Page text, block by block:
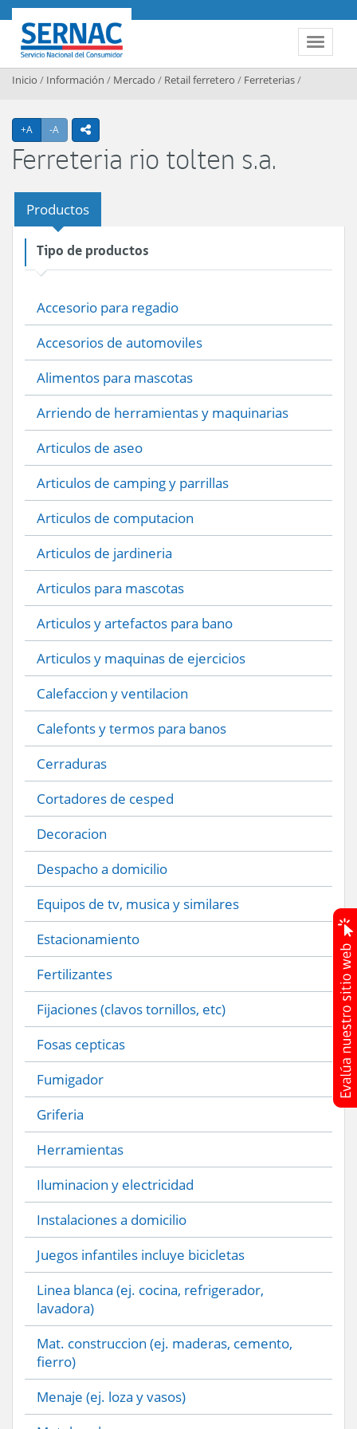
Contenido principal
Toggle
SERNAC
Inicio / Información / Mercado / Retail ferretero / Ferreterias/
+A Agrandar texto
-A Achicar textoicono compartir
Ferreteria rio tolten s.a.
Productos
Tipo de productos
Accesorio para regadio
Accesorios de automoviles
Alimentos para mascotas
Arriendo de herramientas y maquinarias
Articulos de aseo
Articulos de camping y parrillas
Articulos de computacion
Articulos de jardineria
Articulos para mascotas
Articulos y artefactos para bano
Articulos y maquinas de ejercicios
Calefaccion y ventilacion
Calefonts y termos para banos
Cerraduras
Cortadores de cesped
Decoracion
Despacho a domicilio
Equipos de tv, musica y similares
Estacionamiento
Fertilizantes
Fijaciones (clavos tornillos, etc)
Fosas cepticas
Fumigador
Griferia
Herramientas
Iluminacion y electricidad
Instalaciones a domicilio
Juegos infantiles incluye bicicletas
Linea blanca (ej. cocina, refrigerador,
lavadora)
Mat. construccion (ej. maderas, cemento,
fierro)
Menaje (ej. loza y vasos)